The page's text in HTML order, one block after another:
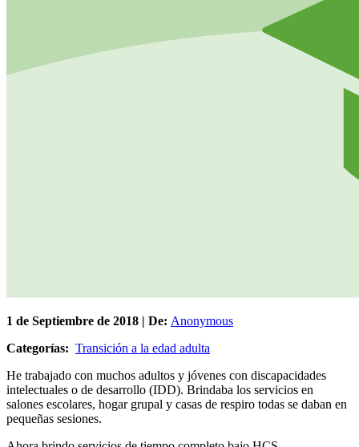
1 de Septiembre de 2018 | De: Anonymous
Categorías: Transición a la edad adulta
He trabajado con muchos adultos y jóvenes con discapacidades
intelectuales o de desarrollo (IDD). Brindaba los servicios en
salones escolares, hogar grupal y casas de respiro todas se daban en
pequeñas sesiones.